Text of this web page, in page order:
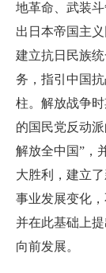
地革命、武装
出日本帝国主
建立抗日民族
务，指引中国
柱。解放战争
的国民党反动
解放全中国”，
大胜利，建立
事业发展变化
并在此基础上
向前发展。